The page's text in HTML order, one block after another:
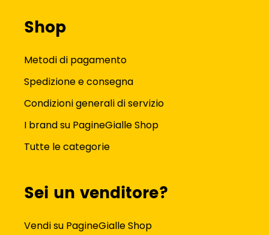
Shop
Metodi di pagamento
Spedizione e consegna
Condizioni generali di servizio
I brand su PagineGialle Shop
Tutte le categorie
Sei un venditore?
Vendi su PagineGialle Shop